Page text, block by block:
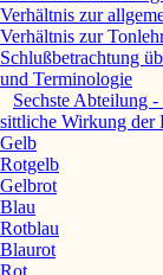
Verhältnis zur
Verhältnis zur
Schlußbetrachtung
und Terminologie
Sechste Abteilung
sittliche Wirkung der
Gelb
Rotgelb
Gelbrot
Blau
Rotblau
Blaurot
Rot